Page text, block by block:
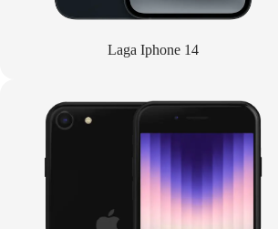
Laga Iphone 14